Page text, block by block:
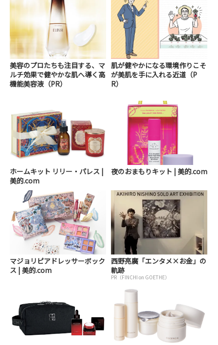
美容のプロたちも注目する、マ
ルチ効果で健やかな肌へ導く高
機能美容液（PR）
肌が健やかになる環境作りこそ
が美肌を手に入れる近道（P
R）
ホームキット リリー・パレス |
美的.com
夜のおまもりキット | 美的.com
マジョリピアドレッサーボック
ス | 美的.com
西野亮廣「エンタメ×お金」の
軌跡
PR（FINCHI on GOETHE）